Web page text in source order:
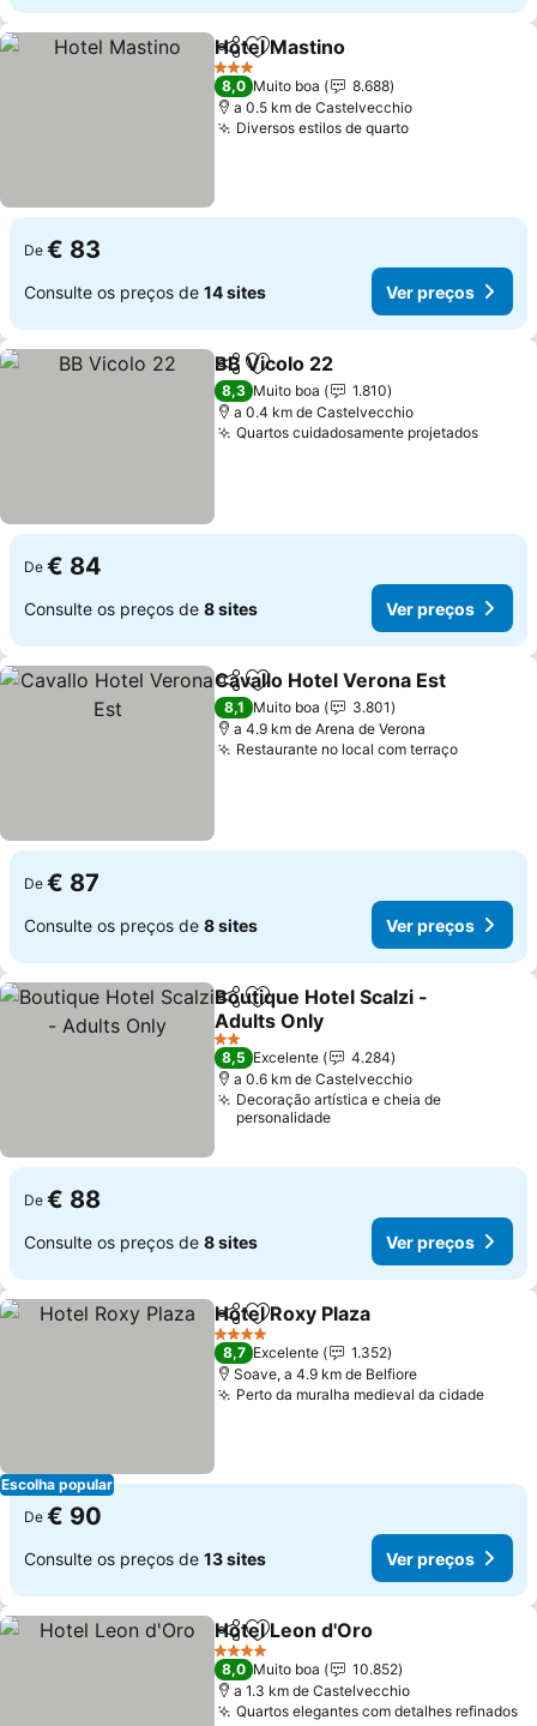
PartilharAdicionar aos favoritos
Hotel Mastino
3 Estrelas
8,0 Muito boa
8.688
a 0.5 km de Castelvecchio
Diversos estilos de quarto
De € 83
Consulte os preços de 14 sites Ver preços
PartilharAdicionar aos favoritos
BB Vicolo 22
8,3 Muito boa
1.810
a 0.4 km de Castelvecchio
Quartos cuidadosamente projetados
De € 84
Consulte os preços de 8 sites Ver preços
PartilharAdicionar aos favoritos
Cavallo Hotel Verona Est
8,1 Muito boa
3.801
a 4.9 km de Arena de Verona
Restaurante no local com terraço
De € 87
Consulte os preços de 8 sites Ver preços
PartilharAdicionar aos favoritos
Boutique Hotel Scalzi -
Adults Only
2 Estrelas
8,5 Excelente
4.284
a 0.6 km de Castelvecchio
Decoração artística e cheia de
personalidade
De € 88
Consulte os preços de 8 sites Ver preços
Escolha popular
PartilharAdicionar aos favoritos
Hotel Roxy Plaza
4 Estrelas
8,7 Excelente
1.352
Soave, a 4.9 km de Belfiore
Perto da muralha medieval da cidade
De € 90
Consulte os preços de 13 sites Ver preços
PartilharAdicionar aos favoritos
Hotel Leon d'Oro
4 Estrelas
8,0 Muito boa
10.852
a 1.3 km de Castelvecchio
Quartos elegantes com detalhes refinados